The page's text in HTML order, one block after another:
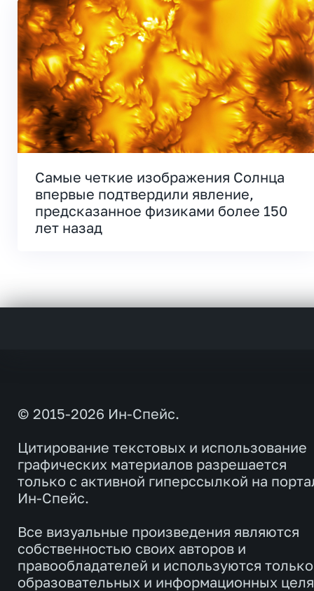
Самые четкие изображения Солнца
впервые подтвердили явление,
предсказанное физиками более 150
лет назад
© 2015-2026 Ин-Спейс.
Цитирование текстовых и использование
графических материалов разрешается
только с активной гиперссылкой на
Ин-Спейс.
Все визуальные произведения являются
собственностью своих авторов и
правообладателей и используются
образовательных и информационных